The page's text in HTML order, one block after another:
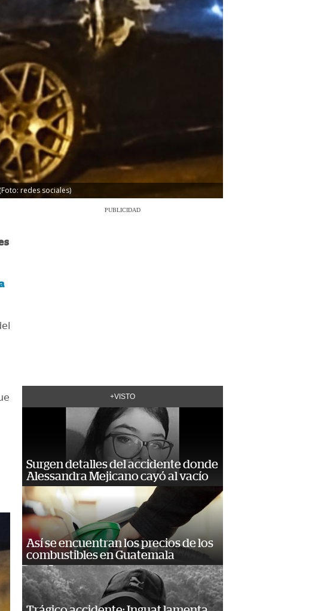
redes sociales)
PUBLICIDAD
+VISTO
Surgen detalles del accidente donde
Alessandra Mejicano cayó al vacío
Así se encuentran los precios de los
combustibles en Guatemala